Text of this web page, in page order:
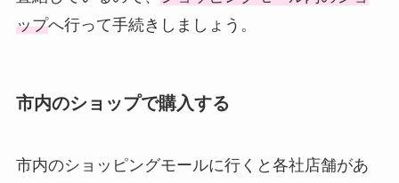
ップへ行って手続きしましょう。
市内のショップで購入する
市内のショッピングモールに行くと各社店舗があ